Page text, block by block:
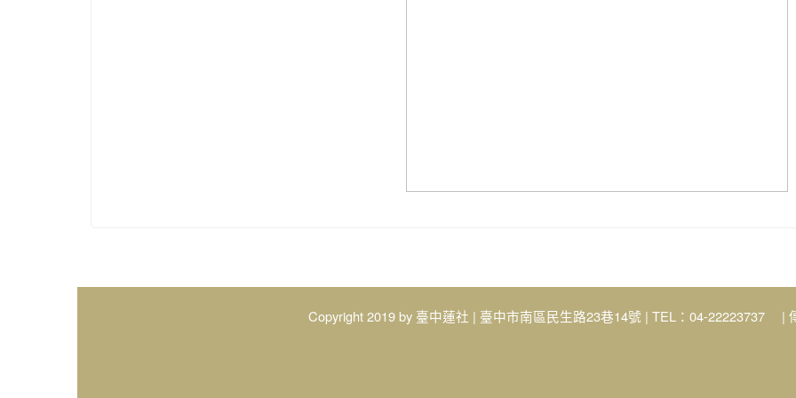
Copyright 2019 by 臺中蓮社 | 臺中市南區民生路23巷14號 | TEL：04-22223737 |